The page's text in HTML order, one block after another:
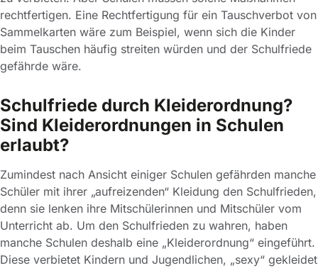
rechtfertigen. Eine Rechtfertigung für ein Tauschverbot von
Sammelkarten wäre zum Beispiel, wenn sich die Kinder
beim Tauschen häufig streiten würden und der Schulfriede
gefährde wäre.
Schulfriede durch Kleiderordnung?
Sind Kleiderordnungen in Schulen
erlaubt?
Zumindest nach Ansicht einiger Schulen gefährden manche
Schüler mit ihrer „aufreizenden“ Kleidung den Schulfrieden,
denn sie lenken ihre Mitschülerinnen und Mitschüler vom
Unterricht ab. Um den Schulfrieden zu wahren, haben
manche Schulen deshalb eine „Kleiderordnung“ eingeführt.
Diese verbietet Kindern und Jugendlichen, „sexy“ gekleidet